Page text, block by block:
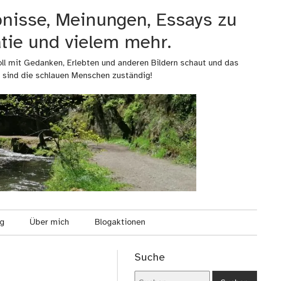
Meinungen, Essays zu
und vielem mehr.
mit Gedanken, Erlebten und anderen Bildern schaut und das
die schlauen Menschen zuständig!
Über mich Blogaktionen
Suche